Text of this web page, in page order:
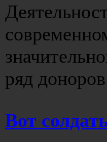
ряд
Вот